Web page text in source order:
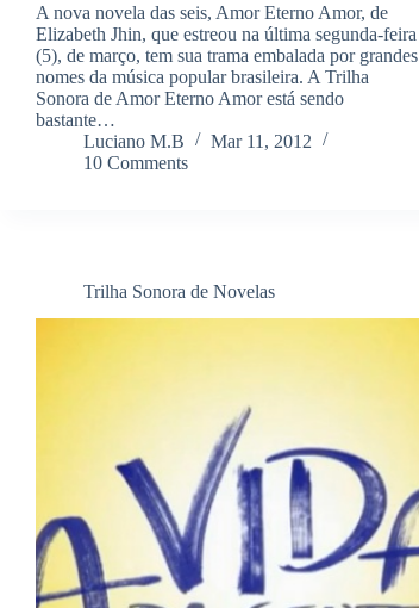
A nova novela das seis, Amor Eterno Amor, de
Elizabeth Jhin, que estreou na última segunda-feira
(5), de março, tem sua trama embalada por grandes
nomes da música popular brasileira. A Trilha
Sonora de Amor Eterno Amor está sendo
bastante…
Luciano M.B
Mar 11, 2012
10 Comments
Trilha Sonora de Novelas